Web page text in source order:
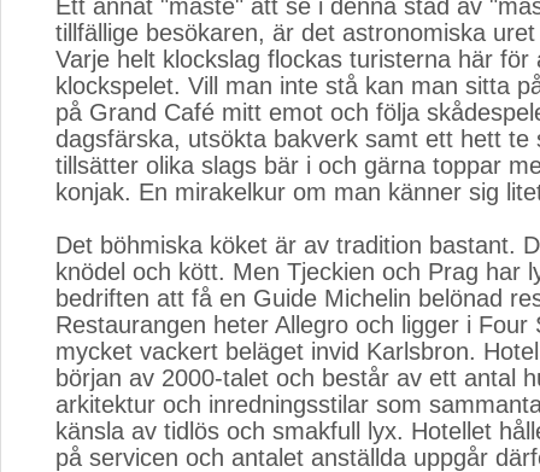
Ett annat "måste" att se i denna stad av
tillfällige besökaren, är det astronomiska
Varje helt klockslag flockas turisterna här för
klockspelet. Vill man inte stå kan man sitta
på Grand Café mitt emot och följa
dagsfärska, utsökta bakverk samt ett hett te
tillsätter olika slags bär i och gärna toppar
konjak. En mirakelkur om man känner sig
Det böhmiska köket är av tradition bastant.
knödel och kött. Men Tjeckien och Prag har
bedriften att få en Guide Michelin belönad
Restaurangen heter Allegro och ligger i Four
mycket vackert beläget invid Karlsbron.
början av 2000-talet och består av ett antal
arkitektur och inredningsstilar som
känsla av tidlös och smakfull lyx. Hotellet
på servicen och antalet anställda uppgår